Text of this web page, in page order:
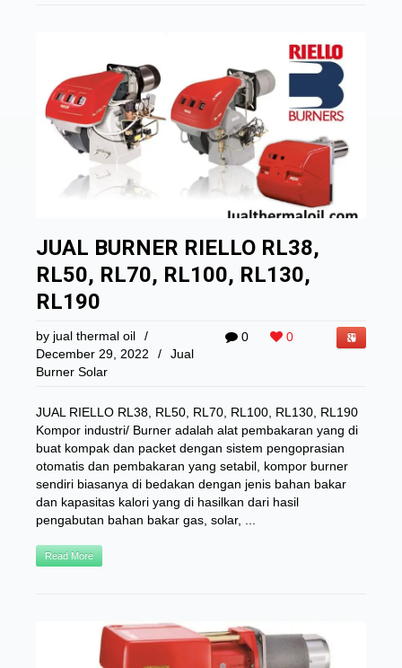
JUAL BURNER RIELLO RL38,
RL50, RL70, RL100, RL130,
RL190
0 0
by jual thermal oil
/
December 29, 2022
/
Jual
Burner Solar
JUAL RIELLO RL38, RL50, RL70, RL100, RL130, RL190
Kompor industri/ Burner adalah alat pembakaran yang di
buat kompak dan packet dengan sistem pengoprasian
otomatis dan pembakaran yang setabil, kompor burner
sendiri biasanya di bedakan dengan jenis bahan bakar
dan kapasitas kalori yang di hasilkan dari hasil
pengabutan bahan bakar gas, solar, ...
Read More